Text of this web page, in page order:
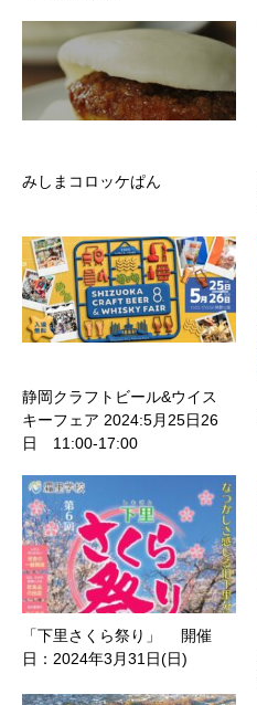
みしまコロッケぱん
静岡クラフトビール&ウイス
キーフェア 2024:5月25日26
日 11:00-17:00
「下里さくら祭り」 開催
日：2024年3月31日(日)